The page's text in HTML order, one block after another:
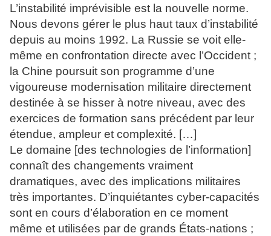
L’instabilité imprévisible est la nouvelle norme.
Nous devons gérer le plus haut taux d’instabilité
depuis au moins 1992. La Russie se voit elle-
même en confrontation directe avec l’Occident ;
la Chine poursuit son programme d’une
vigoureuse modernisation militaire directement
destinée à se hisser à notre niveau, avec des
exercices de formation sans précédent par leur
étendue, ampleur et complexité. […]
Le domaine [des technologies de l’information]
connaît des changements vraiment
dramatiques, avec des implications militaires
très importantes. D’inquiétantes cyber-capacités
sont en cours d’élaboration en ce moment
même et utilisées par de grands États-nations ;